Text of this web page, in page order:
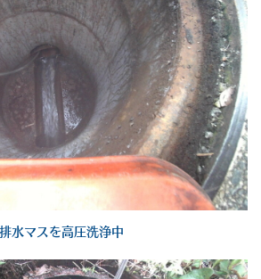
排水マスを高圧洗浄中